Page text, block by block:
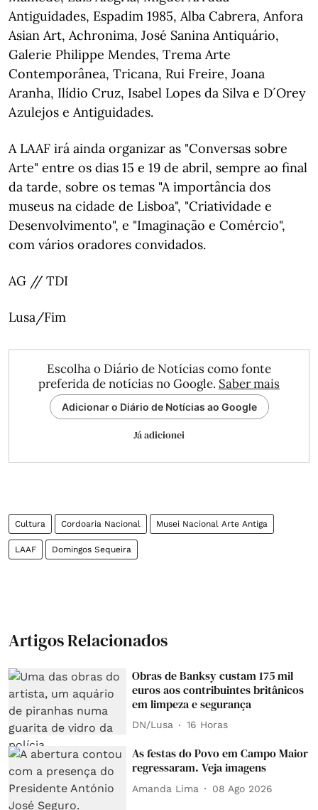
Antiguidades, Espadim 1985, Alba Cabrera, Anfora
Asian Art, Achronima, José Sanina Antiquário,
Galerie Philippe Mendes, Trema Arte
Contemporânea, Tricana, Rui Freire, Joana
Aranha, Ilídio Cruz, Isabel Lopes da Silva e D´Orey
Azulejos e Antiguidades.
A LAAF irá ainda organizar as "Conversas sobre
Arte" entre os dias 15 e 19 de abril, sempre ao final
da tarde, sobre os temas "A importância dos
museus na cidade de Lisboa", "Criatividade e
Desenvolvimento", e "Imaginação e Comércio",
com vários oradores convidados.
AG // TDI
Lusa/Fim
Escolha o Diário de Notícias como fonte
preferida de notícias no Google. Saber mais
Adicionar o Diário de Notícias ao Google
Já adicionei
Cultura Cordoaria Nacional Musei Nacional Arte Antiga
LAAF Domingos Sequeira
Artigos Relacionados
Obras de Banksy custam 175 mil
euros aos contribuintes britânicos
em limpeza e segurança
DN/Lusa 16 Horas
As festas do Povo em Campo Maior
regressaram. Veja imagens
Amanda Lima 08 Ago 2026